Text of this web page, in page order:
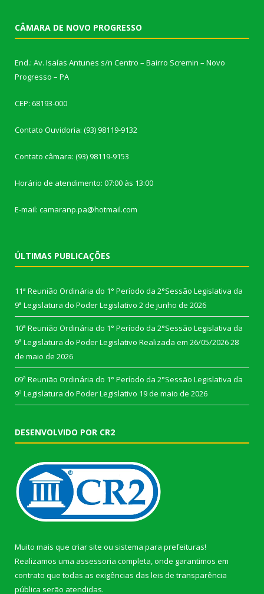
CÂMARA DE NOVO PROGRESSO
End.: Av. Isaías Antunes s/n Centro – Bairro Scremin – Novo
Progresso – PA
CEP: 68193-000
Contato Ouvidoria: (93) 98119-9132
Contato câmara: (93) 98119-9153
Horário de atendimento: 07:00 às 13:00
E-mail: camaranp.pa@hotmail.com
ÚLTIMAS PUBLICAÇÕES
11ª Reunião Ordinária do 1° Período da 2°Sessão Legislativa da
9ª Legislatura do Poder Legislativo 2 de junho de 2026
10ª Reunião Ordinária do 1° Período da 2°Sessão Legislativa da
9ª Legislatura do Poder Legislativo Realizada em 26/05/202628
de maio de 2026
09ª Reunião Ordinária do 1° Período da 2°Sessão Legislativa da
9ª Legislatura do Poder Legislativo 19 de maio de 2026
DESENVOLVIDO POR CR2
Muito mais que criar site ou sistema para prefeituras!
Realizamos uma assessoria completa, onde garantimos em
contrato que todas as exigências das leis de transparência
pública serão atendidas.